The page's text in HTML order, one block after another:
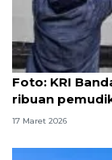
Foto
Foto: KRI
ribuan
17 Maret 2026